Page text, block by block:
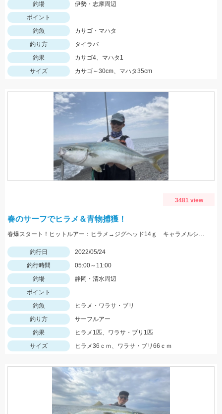
釣場
伊勢・志摩周辺
ポイント
釣魚
カサゴ・マハタ
釣り方
タイラバ
釣果
カサゴ4、マハタ1
サイズ
カサゴ～30cm、マハタ35cm
3481 view
春のサーフでヒラメ＆青物捕獲！
春爆スタート！ヒットルアー：ヒラメ→ジグヘッド14ｇ キャラメルシャッド3.5インチ。青物→Ｒサーディン40ｇ
釣行日
2022/05/24
釣行時間
05:00～11:00
釣場
静岡・清水周辺
ポイント
釣魚
ヒラメ・ワラサ・ブリ
釣り方
サーフルアー
釣果
ヒラメ1匹、ワラサ・ブリ1匹
サイズ
ヒラメ36ｃｍ、ワラサ・ブリ66ｃｍ